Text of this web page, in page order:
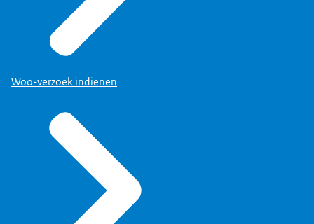
Woo-verzoek indienen